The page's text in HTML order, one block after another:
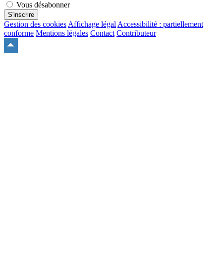
Vous désabonner
S'inscrire
Gestion des cookiesAffichage légalAccessibilité : partiellement
conforme Mentions légales Contact Contributeur